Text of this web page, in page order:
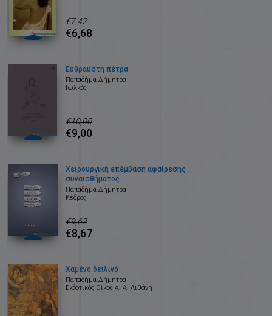
€7,42
€6,68
Εύθραυστη πέτρα
Παπαδήμα Δήμητρα
Ιωλκός
€10,00
€9,00
Χειρουργική επέμβαση αφαίρεσης
συναισθήματος
Παπαδήμα Δήμητρα
Κέδρος
€9,63
€8,67
Χαμένο δειλινό
Παπαδήμα Δήμητρα
Εκδοτικός Οίκος Α. Α. Λιβάνη